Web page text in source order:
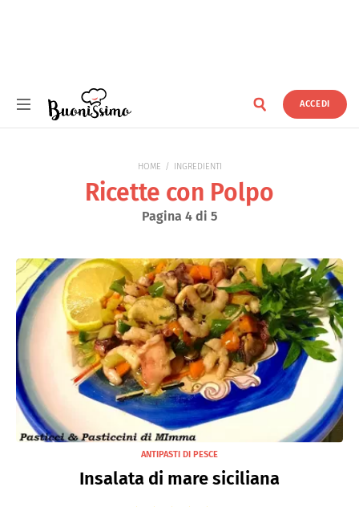
ACCEDI
HOME INGREDIENTI
Ricette con Polpo
Pagina 4 di 5
ANTIPASTI DI PESCE
Insalata di mare siciliana